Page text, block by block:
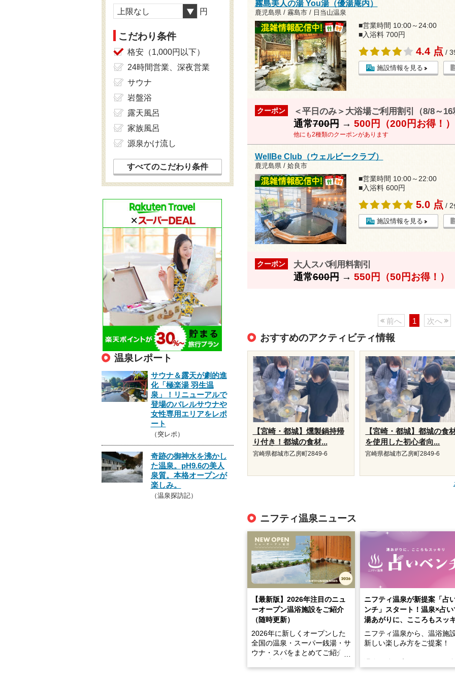
霧島美人の湯 You湯（優湯庵内）
鹿児島県 / 霧島市 / 日当山温泉
■営業時間 10:00～24:00
■入浴料 700円
4.4 点 /
施設情報を見る
クーポン ＜平日のみ＞大浴場ご利用割引（8/8～
通常700円→ 500円（200円お得！）
他にも2種類のクーポンがあります
WellBe Club（ウェルビークラブ）
鹿児島県 / 姶良市
■営業時間 10:00～22:00
■入浴料 600円
5.0 点 / 2
施設情報を見る
クーポン 大人スパ利用料割引
通常600円→ 550円（50円お得！）
前へ 1 次へ
おすすめのアクティビティ情報
【宮崎・都城】燻製鍋持帰
り付き！都城の食材...
宮崎県都城市乙房町2849-6
【宮崎・都城】都城の食
を使用した初心者向...
宮崎県都城市乙房町2849-6
ニフティ温泉ニュース
【最新版】2026年注目のニュ
ーオープン温浴施設をご紹介
（随時更新）
2026年に新しくオープンした
全国の温泉・スーパー銭湯・サ
ウナ・スパをまとめてご紹介！
ニフティ温泉が新提案「占
ンチ」スタート！温泉×占い
湯あがりに、こころもスッ
ニフティ温泉から、温浴施
新しい楽しみ方をご提案！
上限なし 円
こだわり条件
格安（1,000円以下）
24時間営業、深夜営業
サウナ
岩盤浴
露天風呂
家族風呂
源泉かけ流し
すべてのこだわり条件
温泉レポート
サウナ＆露天が劇的進
化「極楽湯 羽生温
泉」！リニューアルで
登場のバレルサウナや
女性専用エリアをレポ
ート
（突レポ）
奇跡の御神水を沸かし
た温泉。pH9.6の美人
泉質。本格オープンが
楽しみ。
（温泉探訪記）